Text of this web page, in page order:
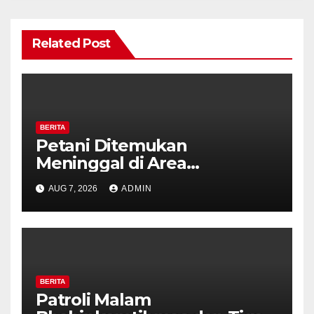
Related Post
BERITA
Petani Ditemukan
Meninggal di Area
Persawahan Kalibeji, Polisi
Pastikan Tidak Ada Tanda
Kekerasan
AUG 7, 2026 ADMIN
BERITA
Patroli Malam